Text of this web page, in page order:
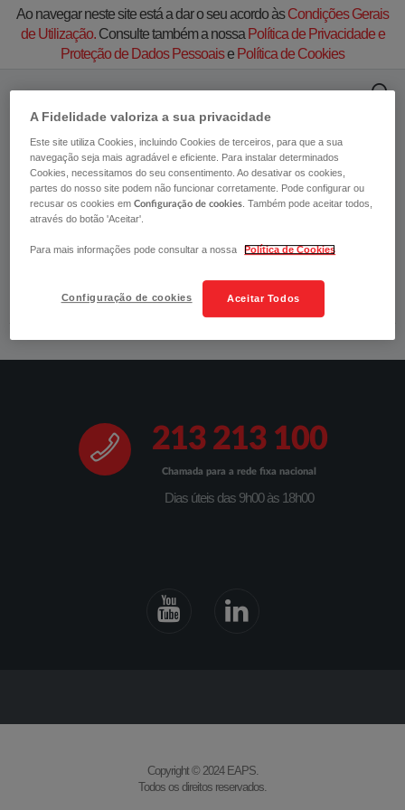
Ao navegar neste site está a dar o seu acordo àsCondições Gerais
de Utilização.Consulte também a nossa Política de Privacidade e
Proteção de Dados Pessoaise Política de Cookies
​​A EAPS - Empresa de Análise, Prevenção e
Segurança, S.A. (marca Safemode), cessou
a sua atividade no dia 31 de Dezembro de
2025.​​​​
úteis, das 9h às 20h.
213 213 100
Chamada para a rede fixa nacional
Dias úteis das 9h00 às 18h00
Copyright © 2024 EAPS.
Todos os direitos reservados.
A Fidelidade valoriza a sua privacidade
Este site utiliza Cookies, incluindo Cookies de terceiros, para que a sua
navegação seja mais agradável e eficiente. Para instalar determinados
Cookies, necessitamos do seu consentimento. Ao desativar os cookies,
partes do nosso site podem não funcionar corretamente. Pode configurar ou
recusar os cookies emConfiguração de cookies . Também pode aceitar todos,
através do botão 'Aceitar'.
Para mais informações pode consultar a nossa Política de Cookies
Aceitar Todos
Configuração de cookies